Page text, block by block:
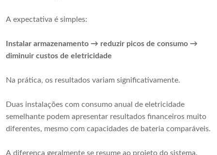
A expectativa é simples:
Instalar armazenamento → reduzir picos de consumo →
diminuir custos de eletricidade
Na prática, os resultados variam significativamente.
Duas instalações com consumo anual de eletricidade
semelhante podem apresentar resultados financeiros muito
diferentes, mesmo com capacidades de bateria comparáveis.
A diferença geralmente se resume ao projeto do sistema.